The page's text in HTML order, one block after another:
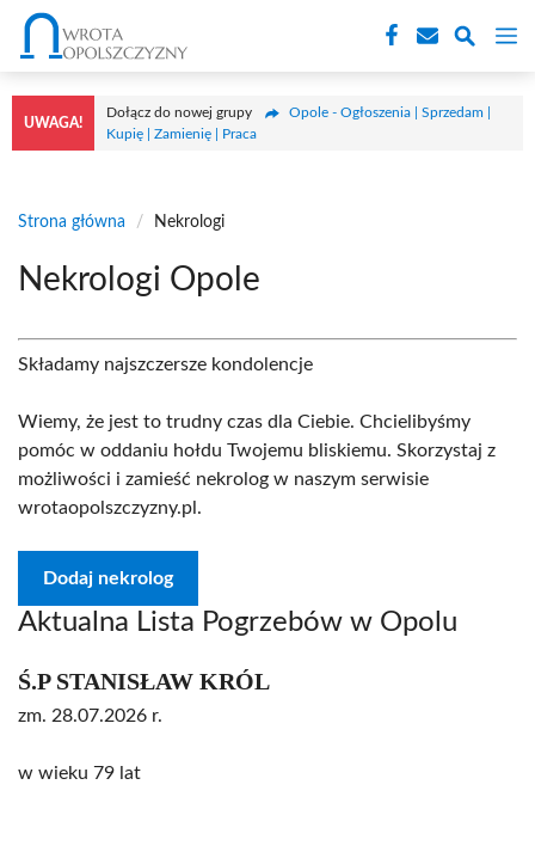
Przejdź
treści
UWAGA!
Dołącz do nowej grupy
Opole - Ogłoszenia | Sprzedam |
Kupię | Zamienię | Praca
Strona główna / Nekrologi
Nekrologi Opole
Składamy najszczersze kondolencje
Wiemy, że jest to trudny czas dla Ciebie. Chcielibyśmy
pomóc w oddaniu hołdu Twojemu bliskiemu. Skorzystaj z
możliwości i zamieść nekrolog w naszym serwisie
wrotaopolszczyzny.pl.
Dodaj nekrolog
Aktualna Lista Pogrzebów w Opolu
Ś.P STANISŁAW KRÓL
zm. 28.07.2026 r.
w wieku 79 lat